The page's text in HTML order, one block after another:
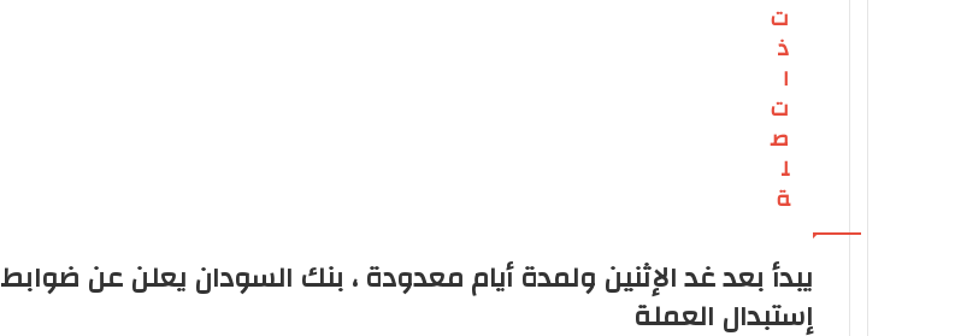
ت
ذ
ا
ت
ص
ل
ة
يبدأ بعد غد الإثنين ولمدة أيام معدودة ، بنك السودان يعلن عن ضوابط
إستبدال العملة